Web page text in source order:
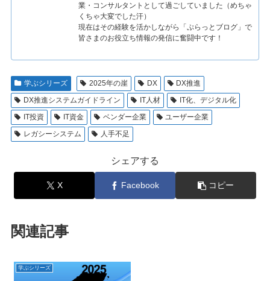
業・コンサルタントとして過ごしていました（めちゃ
くちゃ大変でした汗）
現在はその経験を活かしながら「ぷらっとブログ」で
皆さまのお役立ち情報の発信に奮闘中です！
学ぶシリーズ 2025年の崖 DX
DX推進
DX推進システムガイドライン
IT人材
IT化、デジタル化
IT投資
IT資金 ベンダー企業
ユーザー企業
レガシーシステム
人手不足
シェアする
X Facebook コピー
関連記事
学ぶシリーズ